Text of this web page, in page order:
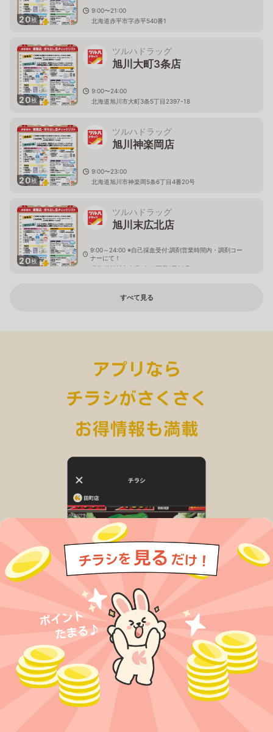
20枚
9:00〜21:00
北海道赤平市字赤平540番1
20枚
ツルハドラッグ
旭川大町3条店
9:00〜24:00
北海道旭川市大町3条5丁目2397-18
20枚
ツルハドラッグ
旭川神楽岡店
9:00〜23:00
北海道旭川市神楽岡5条6丁目4番20号
20枚
ツルハドラッグ
旭川末広北店
9:00～24:00 ※自己採血受付:調剤営業時間内・調剤コー
ナーにて！
北海道旭川市末広1条10丁目1番20号
すべて見る